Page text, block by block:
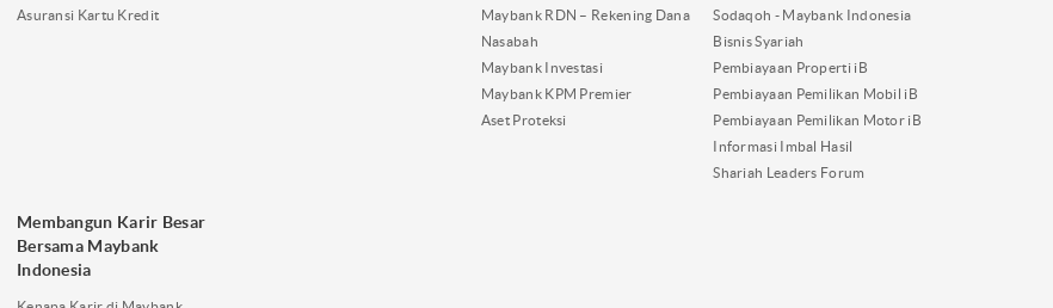
Asuransi Kartu Kredit
Maybank RDN – Rekening Dana
Nasabah
Maybank Investasi
Maybank KPM Premier
Aset Proteksi
Sodaqoh - Maybank Indonesia
Bisnis Syariah
Pembiayaan Properti iB
Pembiayaan Pemilikan Mobil iB
Pembiayaan Pemilikan Motor iB
Informasi Imbal Hasil
Shariah Leaders Forum
Membangun Karir Besar
Bersama Maybank
Indonesia